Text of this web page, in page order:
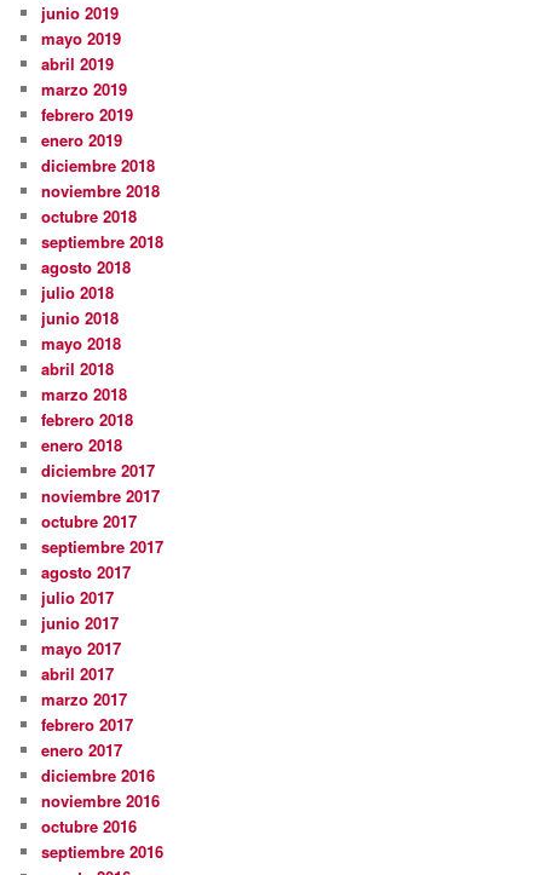
junio 2019
mayo 2019
abril 2019
marzo 2019
febrero 2019
enero 2019
diciembre 2018
noviembre 2018
octubre 2018
septiembre 2018
agosto 2018
julio 2018
junio 2018
mayo 2018
abril 2018
marzo 2018
febrero 2018
enero 2018
diciembre 2017
noviembre 2017
octubre 2017
septiembre 2017
agosto 2017
julio 2017
junio 2017
mayo 2017
abril 2017
marzo 2017
febrero 2017
enero 2017
diciembre 2016
noviembre 2016
octubre 2016
septiembre 2016